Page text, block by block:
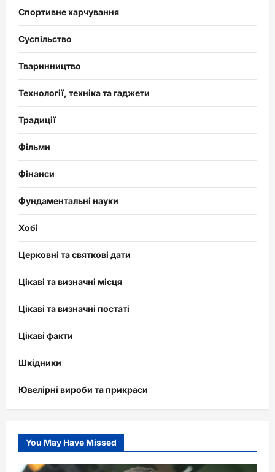
Спортивне харчування
Суспільство
Тваринництво
Технології, техніка та гаджети
Традиції
Фільми
Фінанси
Фундаментальні науки
Хобі
Церковні та святкові дати
Цікаві та визначні місця
Цікаві та визначні постаті
Цікаві факти
Шкідники
Ювелірні вироби та прикраси
You May Have Missed